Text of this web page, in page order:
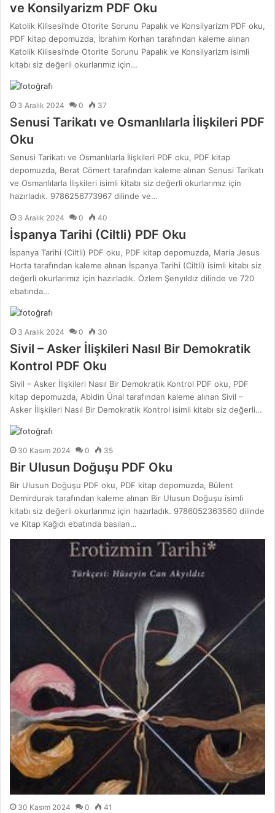
ve Konsilyarizm PDF Oku
Katolik Kilisesi’nde Otorite Sorunu Papalık ve Konsilyarizm PDF oku,
PDF kitap depomuzda, İbrahim Korhan tarafından kaleme alınan
Katolik Kilisesi’nde Otorite Sorunu Papalık ve Konsilyarizm isimli
kitabı siz değerli okurlarımız için…
3 Aralık 2024 0 37
Senusi Tarikatı ve Osmanlılarla İlişkileri PDF
Oku
Senusi Tarikatı ve Osmanlılarla İlişkileri PDF oku, PDF kitap
depomuzda, Berat Cömert tarafından kaleme alınan Senusi Tarikatı
ve Osmanlılarla İlişkileri isimli kitabı siz değerli okurlarımız için
hazırladık. 9786256773967 dilinde ve…
3 Aralık 2024 0 40
İspanya Tarihi (Ciltli) PDF Oku
İspanya Tarihi (Ciltli) PDF oku, PDF kitap depomuzda, Maria Jesus
Horta tarafından kaleme alınan İspanya Tarihi (Ciltli) isimli kitabı siz
değerli okurlarımız için hazırladık. Özlem Şenyıldız dilinde ve 720
ebatında…
3 Aralık 2024 0 30
Sivil – Asker İlişkileri Nasıl Bir Demokratik
Kontrol PDF Oku
Sivil – Asker İlişkileri Nasıl Bir Demokratik Kontrol PDF oku, PDF
kitap depomuzda, Abidin Ünal tarafından kaleme alınan Sivil –
Asker İlişkileri Nasıl Bir Demokratik Kontrol isimli kitabı siz değerli…
30 Kasım 2024 0 35
Bir Ulusun Doğuşu PDF Oku
Bir Ulusun Doğuşu PDF oku, PDF kitap depomuzda, Bülent
Demirdurak tarafından kaleme alınan Bir Ulusun Doğuşu isimli
kitabı siz değerli okurlarımız için hazırladık. 9786052363560 dilinde
ve Kitap Kağıdı ebatında basılan…
30 Kasım 2024 0 41